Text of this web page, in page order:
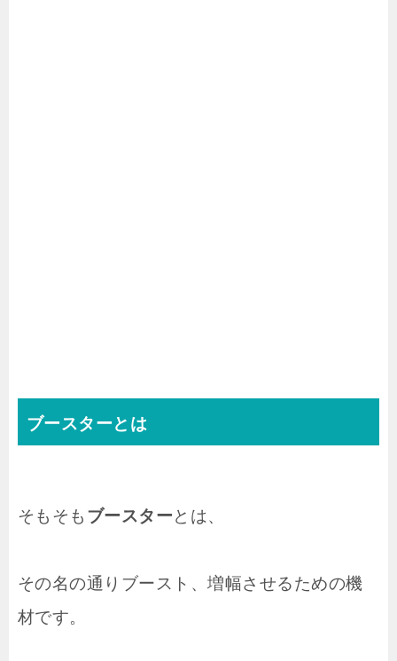
ブースターとは
そもそも ブースターとは、
その名の通りブースト、増幅させるための機
材です。